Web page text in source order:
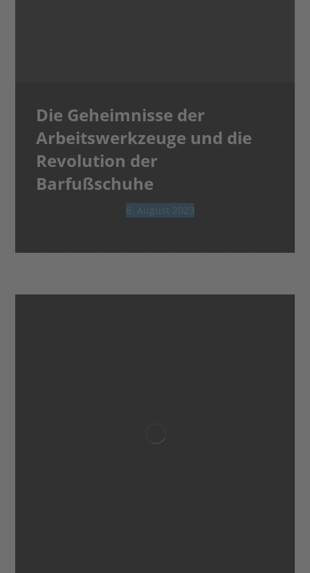
Die Geheimnisse der
Arbeitswerkzeuge und die
Revolution der
Barfußschuhe
8. August 2023